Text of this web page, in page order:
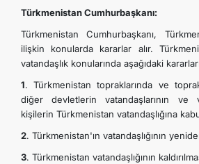
Türkmenistan Cumhurbaşkanı:
Türkmenistan Cumhurbaşkanı,
ilişkin konularda kararlar alır.
vatandaşlık konularında aşağıdaki
1. Türkmenistan topraklarında ve
diğer devletlerin vatandaşlarının ve
kişilerin Türkmenistan vatandaşlığına
2. Türkmenistan'ın vatandaşlığının
3. Türkmenistan vatandaşlığının